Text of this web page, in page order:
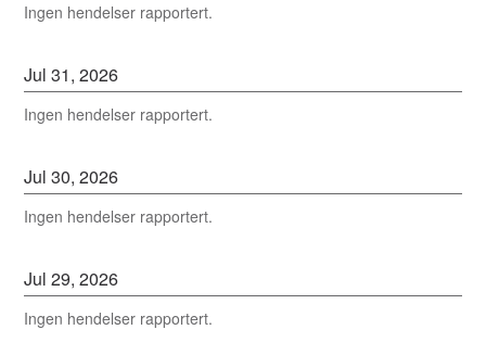
Ingen hendelser rapportert.
Jul31,2026
Ingen hendelser rapportert.
Jul30,2026
Ingen hendelser rapportert.
Jul29,2026
Ingen hendelser rapportert.